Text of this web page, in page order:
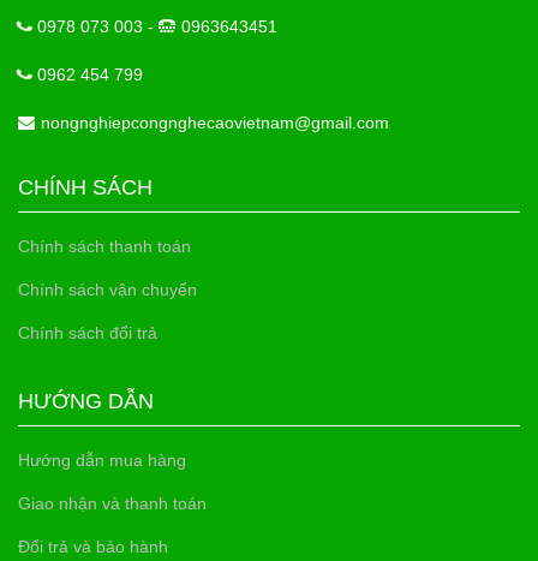
0978 073 003 - 0963643451
0962 454 799
nongnghiepcongnghecaovietnam@gmail.com
CHÍNH SÁCH
Chính sách thanh toán
Chính sách vận chuyển
Chính sách đổi trả
HƯỚNG DẪN
Hướng dẫn mua hàng
Giao nhận và thanh toán
Đổi trả và bảo hành